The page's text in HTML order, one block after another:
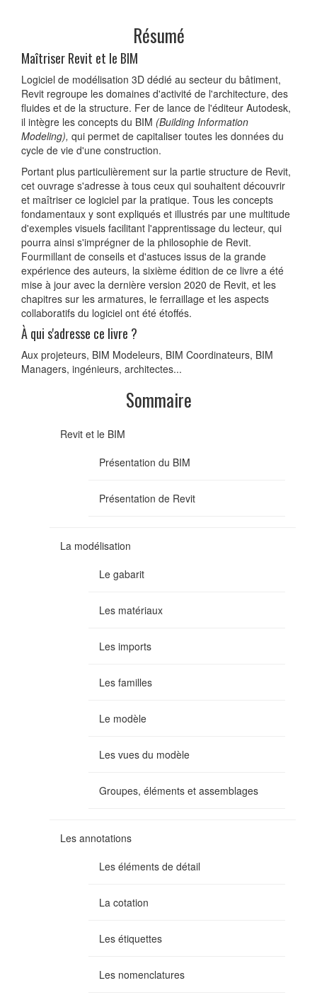
Résumé
Maîtriser Revit et le BIM
Logiciel de modélisation 3D dédié au secteur du bâtiment,
Revit regroupe les domaines d'activité de l'architecture, des
fluides et de la structure. Fer de lance de l'éditeur Autodesk,
il intègre les concepts du BIM (Building Information
Modeling), qui permet de capitaliser toutes les données du
cycle de vie d'une construction.
Portant plus particulièrement sur la partie structure de Revit,
cet ouvrage s'adresse à tous ceux qui souhaitent découvrir
et maîtriser ce logiciel par la pratique. Tous les concepts
fondamentaux y sont expliqués et illustrés par une multitude
d'exemples visuels facilitant l'apprentissage du lecteur, qui
pourra ainsi s'imprégner de la philosophie de Revit.
Fourmillant de conseils et d'astuces issus de la grande
expérience des auteurs, la sixième édition de ce livre a été
mise à jour avec la dernière version 2020 de Revit, et les
chapitres sur les armatures, le ferraillage et les aspects
collaboratifs du logiciel ont été étoffés.
À qui s'adresse ce livre ?
Aux projeteurs, BIM Modeleurs, BIM Coordinateurs, BIM
Managers, ingénieurs, architectes...
Sommaire
Revit et le BIM
Présentation du BIM
Présentation de Revit
La modélisation
Le gabarit
Les matériaux
Les imports
Les familles
Le modèle
Les vues du modèle
Groupes, éléments et assemblages
Les annotations
Les éléments de détail
La cotation
Les étiquettes
Les nomenclatures